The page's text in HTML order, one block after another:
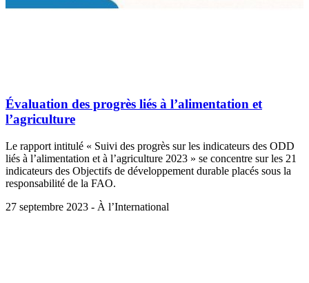
Évaluation des progrès liés à l’alimentation et
l’agriculture
Le rapport intitulé « Suivi des progrès sur les indicateurs des ODD
liés à l’alimentation et à l’agriculture 2023 » se concentre sur les 21
indicateurs des Objectifs de développement durable placés sous la
responsabilité de la FAO.
27 septembre 2023 - À l’International